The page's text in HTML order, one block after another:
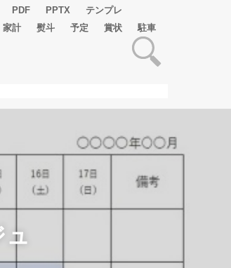
PDF PPTX
テンプレ
家計 熨斗 予定 賞状 駐車